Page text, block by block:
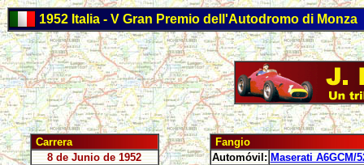
1952 Italia - V Gran Premio dell'Autodromo di Monza
Carrera
8 de Junio de 1952
Fangio
Automóvil: Maserati A6GCM/